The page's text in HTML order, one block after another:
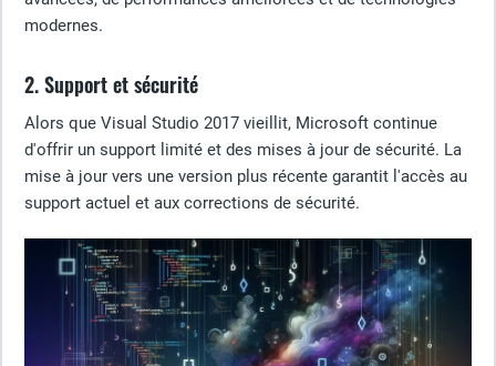
modernes.
2. Support et sécurité
Alors que Visual Studio 2017 vieillit, Microsoft continue
d'offrir un support limité et des mises à jour de sécurité. La
mise à jour vers une version plus récente garantit l'accès au
support actuel et aux corrections de sécurité.